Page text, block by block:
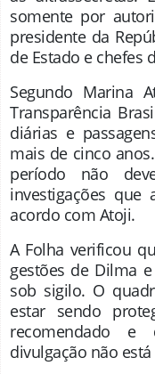
somente por
presidente da
de Estado e chefes
Segundo Marina
Transparência
diárias e
mais de cinco
período não
investigações que
acordo com Atoji.
A Folha verificou
gestões de Dilma
sob sigilo. O
estar sendo
recomendado
divulgação não